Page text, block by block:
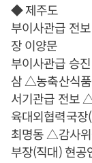
◆ 제주도
부이사관급 전
장 이양문
부이사관급 승
삼 △농축산식
서기관급 전보
육대외협력국
최명동 △감사
부장(직대) 현